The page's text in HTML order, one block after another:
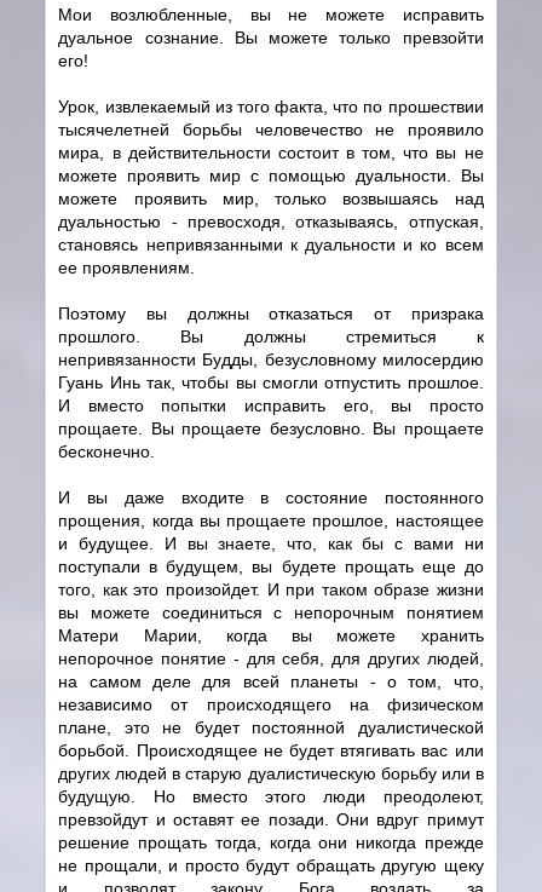
Мои возлюбленные, вы не можете исправить
дуальное сознание. Вы можете только превзойти
его!
Урок, извлекаемый из того факта, что по прошествии
тысячелетней борьбы человечество не проявило
мира, в действительности состоит в том, что вы не
можете проявить мир с помощью дуальности. Вы
можете проявить мир, только возвышаясь над
дуальностью - превосходя, отказываясь, отпуская,
становясь непривязанными к дуальности и ко всем
ее проявлениям.
Поэтому вы должны отказаться от призрака
прошлого. Вы должны стремиться к
непривязанности Будды, безусловному милосердию
Гуань Инь так, чтобы вы смогли отпустить прошлое.
И вместо попытки исправить его, вы просто
прощаете. Вы прощаете безусловно. Вы прощаете
бесконечно.
И вы даже входите в состояние постоянного
прощения, когда вы прощаете прошлое, настоящее
и будущее. И вы знаете, что, как бы с вами ни
поступали в будущем, вы будете прощать еще до
того, как это произойдет. И при таком образе жизни
вы можете соединиться с непорочным понятием
Матери Марии, когда вы можете хранить
непорочное понятие - для себя, для других людей,
на самом деле для всей планеты - о том, что,
независимо от происходящего на физическом
плане, это не будет постоянной дуалистической
борьбой. Происходящее не будет втягивать вас или
других людей в старую дуалистическую борьбу или в
будущую. Но вместо этого люди преодолеют,
превзойдут и оставят ее позади. Они вдруг примут
решение прощать тогда, когда они никогда прежде
не прощали, и просто будут обращать другую щеку
и позволят закону Бога воздать за